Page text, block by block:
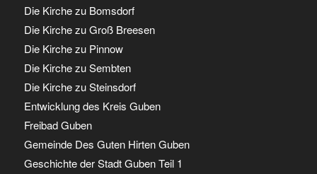
Die Kirche zu Bomsdorf
Die Kirche zu Groß Breesen
Die Kirche zu Pinnow
Die Kirche zu Sembten
Die Kirche zu Steinsdorf
Entwicklung des Kreis Guben
Freibad Guben
Gemeinde Des Guten Hirten Guben
Geschichte der Stadt Guben Teil 1